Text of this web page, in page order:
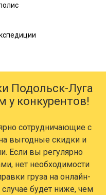
Подольск-Луга
у конкурентов!
сотрудничающие с
выгодные скидки и
Если вы регулярно
нет необходимости
груза на онлайн-
будет ниже, чем